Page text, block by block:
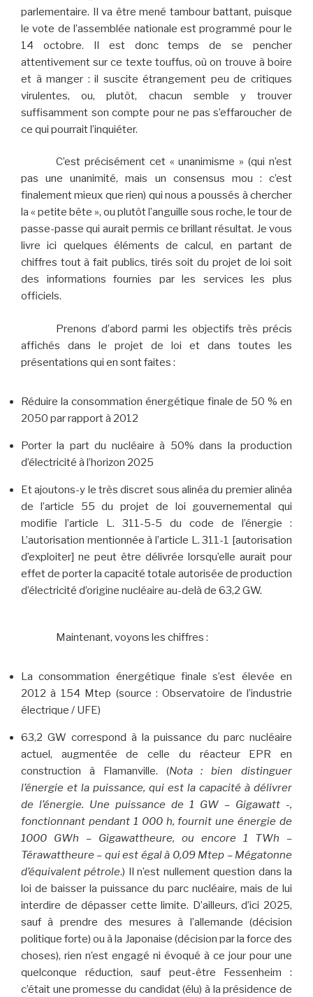
parlementaire. Il va être mené tambour battant, puisque
le vote de l’assemblée nationale est programmé pour le
14 octobre. Il est donc temps de se pencher
attentivement sur ce texte touffus, où on trouve à boire
et à manger : il suscite étrangement peu de critiques
virulentes, ou, plutôt, chacun semble y trouver
suffisamment son compte pour ne pas s’effaroucher de
ce qui pourrait l’inquiéter.
C’est précisément cet « unanimisme » (qui n’est
pas une unanimité, mais un consensus mou : c’est
finalement mieux que rien) qui nous a poussés à chercher
la « petite bête », ou plutôt l’anguille sous roche, le tour de
passe-passe qui aurait permis ce brillant résultat. Je vous
livre ici quelques éléments de calcul, en partant de
chiffres tout à fait publics, tirés soit du projet de loi soit
des informations fournies par les services les plus
officiels.
Prenons d’abord parmi les objectifs très précis
affichés dans le projet de loi et dans toutes les
présentations qui en sont faites :
Réduire la consommation énergétique finale de 50 % en
2050 par rapport à 2012
Porter la part du nucléaire à 50% dans la production
d’électricité à l’horizon 2025
Et ajoutons-y le très discret sous alinéa du premier alinéa
de l’article 55 du projet de loi gouvernemental qui
modifie l’article L. 311-5-5 du code de l’énergie :
L’autorisation mentionnée à l’article L. 311-1 [autorisation
d’exploiter] ne peut être délivrée lorsqu’elle aurait pour
effet de porter la capacité totale autorisée de production
d’électricité d’origine nucléaire au-delà de 63,2 GW.
Maintenant, voyons les chiffres :
La consommation énergétique finale s’est élevée en
2012 à 154 Mtep (source : Observatoire de l’industrie
électrique / UFE)
63,2 GW correspond à la puissance du parc nucléaire
actuel, augmentée de celle du réacteur EPR en
construction à Flamanville. (Nota : bien distinguer
l’énergie et la puissance, qui est la capacité à délivrer
de l’énergie. Une puissance de 1 GW – Gigawatt -,
fonctionnant pendant 1 000 h, fournit une énergie de
1000 GWh – Gigawattheure, ou encore 1 TWh –
Térawattheure – qui est égal à 0,09 Mtep – Mégatonne
d’équivalent pétrole.) Il n’est nullement question dans la
loi de baisser la puissance du parc nucléaire, mais de lui
interdire de dépasser cette limite. D’ailleurs, d’ici 2025,
sauf à prendre des mesures à l’allemande (décision
politique forte) ou à la Japonaise (décision par la force des
choses), rien n’est engagé ni évoqué à ce jour pour une
quelconque réduction, sauf peut-être Fessenheim :
c’était une promesse du candidat (élu) à la présidence de